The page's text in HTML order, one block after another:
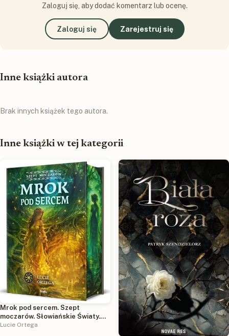
Zaloguj się, aby dodać komentarz lub ocenę.
Zaloguj się Zarejestruj się
Inne książki autora
Brak innych książek tego autora.
Inne książki w tej kategorii
Mrok pod sercem. Szept
moczarów. Słowiańskie Światy.
Tom 2 (ilustrowane brzegi)
Lucie Ortega